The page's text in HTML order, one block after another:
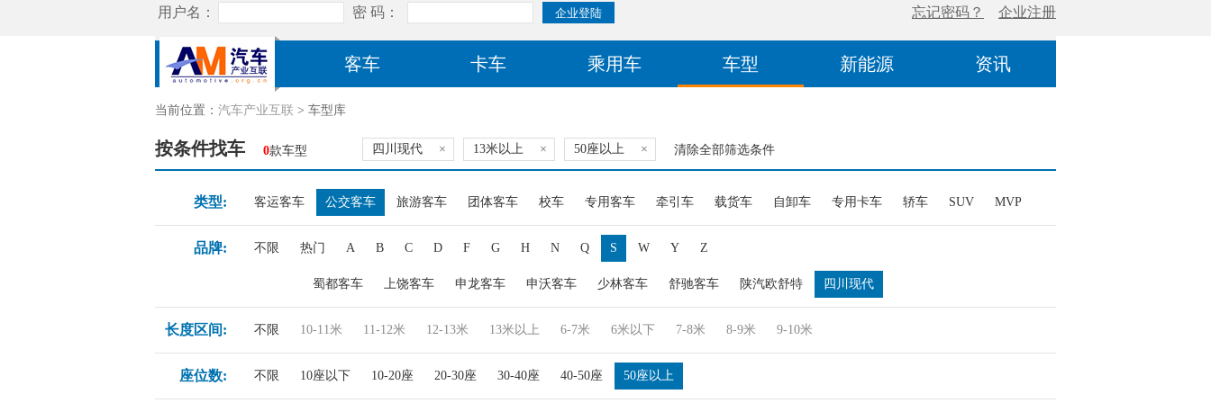
客车 卡车 乘用车 车型 新能源 资讯
当前位置： 汽车产业互联 > 车型库
按条件找车 0款车型 四川现代 × 13米以上 × 50座以上 × 清除全部筛选条件
类型: 客运客车 公交客车 旅游客车 团体客车 校车 专用客车 牵引车 载货车 自卸车 专用卡车 轿车 SUV MVP
品牌: 不限 热门 A B C D F G H N Q S W Y Z
蜀都客车 上饶客车 申龙客车 申沃客车 少林客车 舒驰客车 陕汽欧舒特 四川现代
长度区间: 不限 10-11米 11-12米 12-13米 13米以上 6-7米 6米以下 7-8米 8-9米 9-10米
座位数: 不限 10座以下 10-20座 20-30座 30-40座 40-50座 50座以上